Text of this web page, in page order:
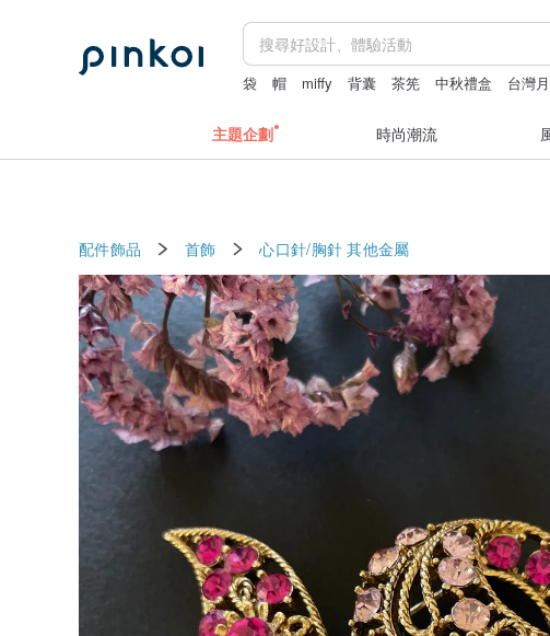
袋 帽 miffy 背囊 茶筅 中秋禮盒 台灣
主題企劃 時尚潮流
配件飾品 首飾 心口針/胸針 其他金屬